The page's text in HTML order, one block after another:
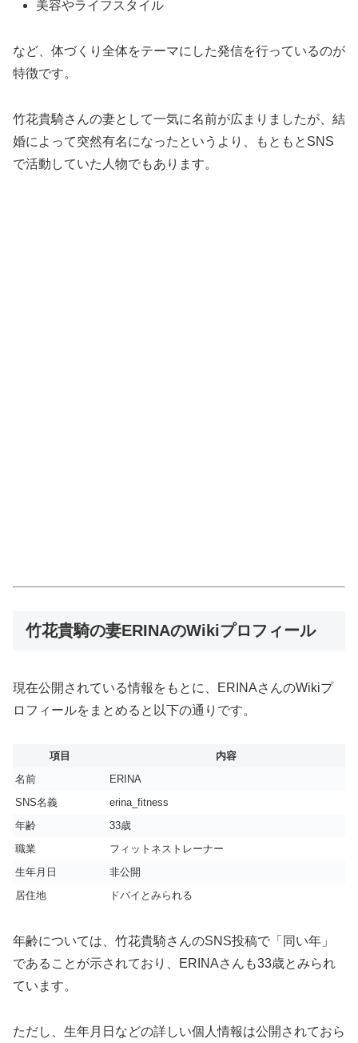
美容やライフスタイル
など、体づくり全体をテーマにした発信を行っているのが
特徴です。
竹花貴騎さんの妻として一気に名前が広まりましたが、結
婚によって突然有名になったというより、もともとSNS
で活動していた人物でもあります。
竹花貴騎の妻ERINAのWikiプロフィール
現在公開されている情報をもとに、ERINAさんのWikiプ
ロフィールをまとめると以下の通りです。
項目
内容
名前
ERINA
SNS名義
erina_fitness
年齢
33歳
職業
フィットネストレーナー
生年月日
非公開
居住地
ドバイとみられる
年齢については、竹花貴騎さんのSNS投稿で「同い年」
であることが示されており、ERINAさんも33歳とみられ
ています。
ただし、生年月日などの詳しい個人情報は公開されておら